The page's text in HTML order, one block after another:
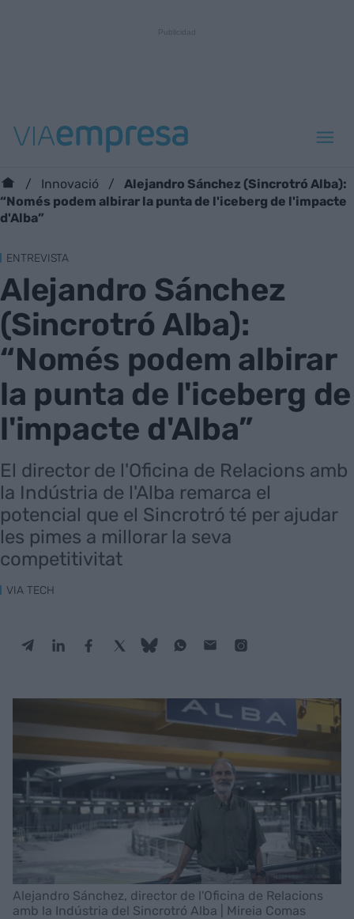
Innovació
Alejandro Sánchez (Sincrotró Alba):
“Només podem albirar la punta de l'iceberg de l'impacte
d'Alba”
ENTREVISTA
Alejandro Sánchez
(Sincrotró Alba):
“Només podem albirar
la punta de l'iceberg de
l'impacte d'Alba”
El director de l'Oficina de Relacions amb
la Indústria de l'Alba remarca el
potencial que el Sincrotró té per ajudar
les pimes a millorar la seva
competitivitat
VIA TECH
Alejandro Sánchez, director de l'Oficina de Relacions
amb la Indústria del Sincrotró Alba | Mireia Comas